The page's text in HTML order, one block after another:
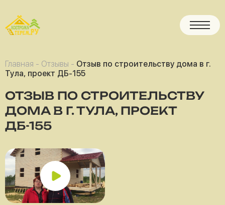
Главная - Отзывы - Отзыв по строительству дома в г.
Тула, проект ДБ-155
ОТЗЫВ ПО СТРОИТЕЛЬСТВУ
ДОМА В Г. ТУЛА, ПРОЕКТ
ДБ-155